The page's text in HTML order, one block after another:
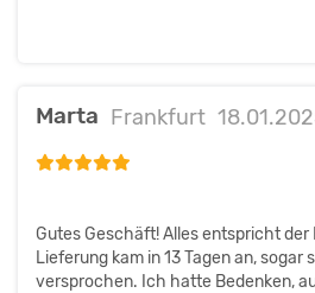
Marta Frankfurt
Gutes Geschäft! Alles entspricht der
Lieferung kam in 13 Tagen an, sogar
versprochen. Ich hatte Bedenken,